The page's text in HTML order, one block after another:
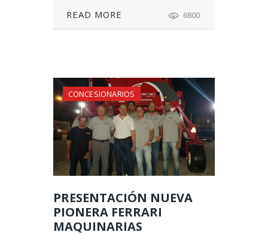
READ MORE 6800
CONCESIONARIOS
PRESENTACIÓN NUEVA
PIONERA FERRARI
MAQUINARIAS